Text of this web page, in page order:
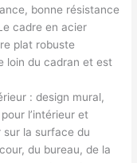
bonne résistance
cadre en acier
plat robuste
loin du cadran et est
: design mural,
l’intérieur et
sur la surface du
du bureau, de la